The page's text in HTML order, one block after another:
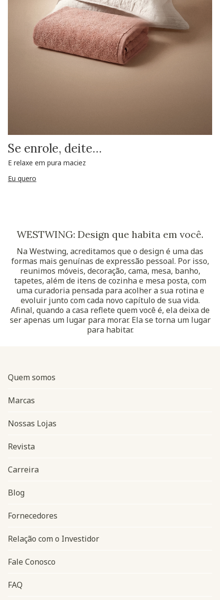
Se enrole, deite…
E relaxe em pura maciez
Eu quero
WESTWING: Design que habita em você.
Na Westwing, acreditamos que o design é uma das
formas mais genuínas de expressão pessoal. Por isso,
reunimos móveis, decoração, cama, mesa, banho,
tapetes, além de itens de cozinha e mesa posta, com
uma curadoria pensada para acolher a sua rotina e
evoluir junto com cada novo capítulo de sua vida.
Afinal, quando a casa reflete quem você é, ela deixa de
ser apenas um lugar para morar. Ela se torna um lugar
para habitar.
Navegação do rodapé
Quem somos
Marcas
Nossas Lojas
Revista
Carreira
Blog
Fornecedores
Relação com o Investidor
Fale Conosco
FAQ